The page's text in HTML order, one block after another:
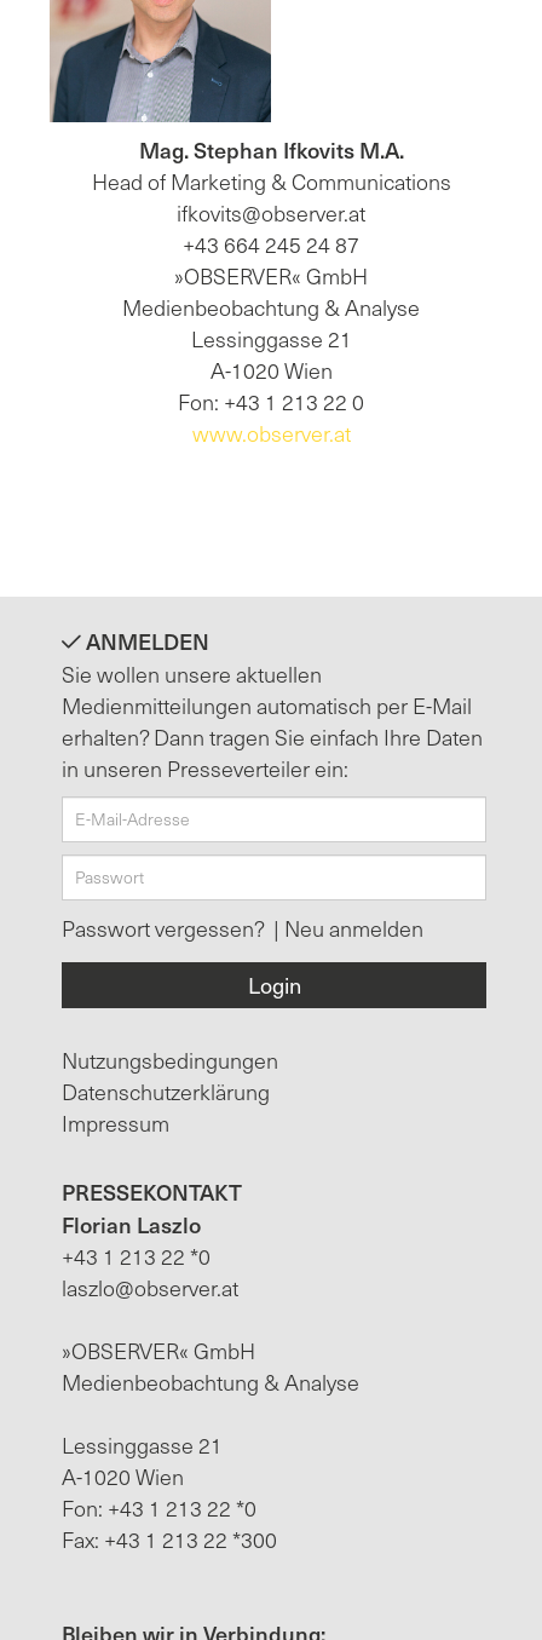
Mag. Stephan Ifkovits M.A.
Head of Marketing & Communications
ifkovits@observer.at
+43 664 245 24 87
»OBSERVER« GmbH
Medienbeobachtung & Analyse
Lessinggasse 21
A-1020 Wien
Fon: +43 1 213 22 0
www.observer.at
ANMELDEN
Sie wollen unsere aktuellen
Medienmitteilungen automatisch per E-Mail
erhalten? Dann tragen Sie einfach Ihre Daten
in unseren Presseverteiler ein:
Passwort vergessen? | Neu anmelden
Nutzungsbedingungen
Datenschutzerklärung
Impressum
PRESSEKONTAKT
Florian Laszlo
+43 1 213 22 *0
laszlo@observer.at
»OBSERVER« GmbH
Medienbeobachtung & Analyse
Lessinggasse 21
A-1020 Wien
Fon: +43 1 213 22 *0
Fax: +43 1 213 22 *300
Bleiben wir in Verbindung: